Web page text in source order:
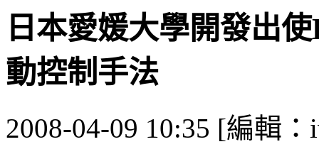
日本愛媛大學開發出
動控制手法
2008-04-09 10:35 [編輯：